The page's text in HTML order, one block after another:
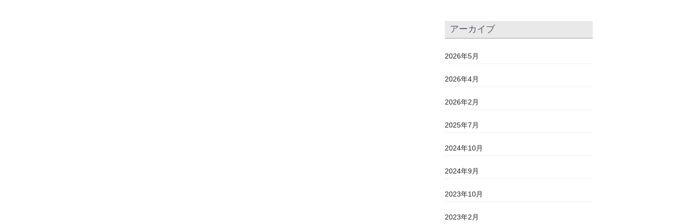
アーカイブ
2026年5月
2026年4月
2026年2月
2025年7月
2024年10月
2024年9月
2023年10月
2023年2月